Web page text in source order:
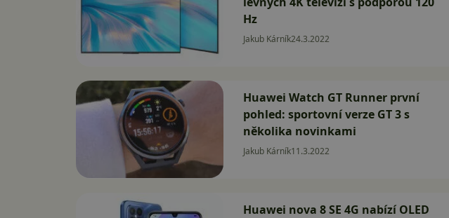
Hz
Jakub Kárník24.3.2022
Huawei Watch GT Runner první
pohled: sportovní verze GT 3 s
několika novinkami
Jakub Kárník11.3.2022
Huawei nova 8 SE 4G nabízí OLED